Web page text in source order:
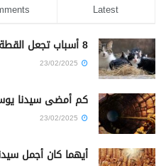
Latest
8 أسباب تجعل القطة تأكل صغارها
كم أمضى سيدنا
أيهما كان أجمل